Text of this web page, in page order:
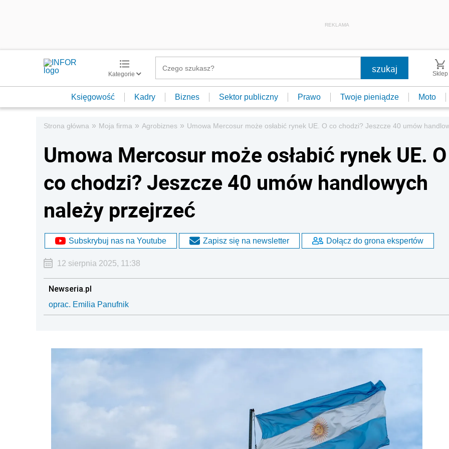
REKLAMA
Kategorie Sklep
Księgowość Kadry Biznes Sektor publiczny Prawo Twoje pieniądze Moto
Strona główna » Moja firma » Agrobiznes » Umowa Mercosur może osłabić rynek UE. O co chodzi? Jeszcze 40 umów
Umowa Mercosur może osłabić rynek UE. O
co chodzi? Jeszcze 40 umów handlowych
należy przejrzeć
Subskrybuj nas na Youtube Zapisz się na newsletter Dołącz do grona ekspertów
12 sierpnia 2025, 11:38
Newseria.pl
oprac. Emilia Panufnik